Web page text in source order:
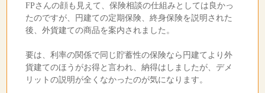
FPさんの顔も見えて、保険相談の仕組みとしては良かっ
たのですが、円建ての定期保険、終身保険を説明された
後、外貨建ての商品を案内されました。
要は、利率の関係で同じ貯蓄性の保険なら円建てより外
貨建てのほうがお得と言われ、納得はしましたが、デメ
リットの説明が全くなかったのが気になります。